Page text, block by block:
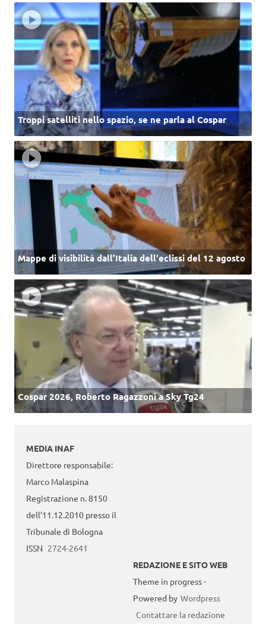
Troppi satelliti nello spazio, se ne parla al Cospar
Mappe di visibilità dall’Italia dell'eclissi del 12 agosto
Cospar 2026, Roberto Ragazzoni a Sky Tg24
MEDIA INAF
Direttore responsabile:
Marco Malaspina
Registrazione n. 8150
dell’11.12.2010 presso il
Tribunale di Bologna
ISSN 2724-2641
REDAZIONE E SITO WEB
Theme in progress -
Powered by Wordpress
Contattare la redazione